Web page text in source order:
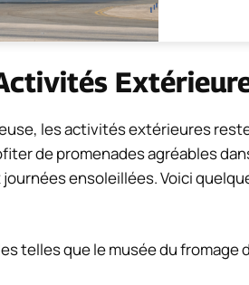
les activités extérieures
de promenades agréables
journées ensoleillées. Voici
telles que le musée du fromage